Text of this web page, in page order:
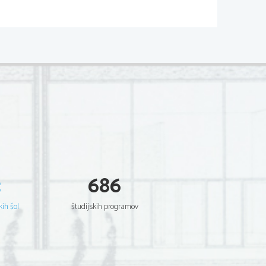
majhen
preden je shodil in
stric podpisal
šol
686
študijskih programov